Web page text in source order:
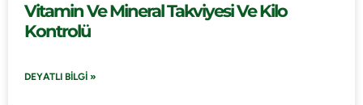
Vitamin Ve Mineral Takviyesi Ve Kilo
Kontrolü
DEYATLI BILGI »